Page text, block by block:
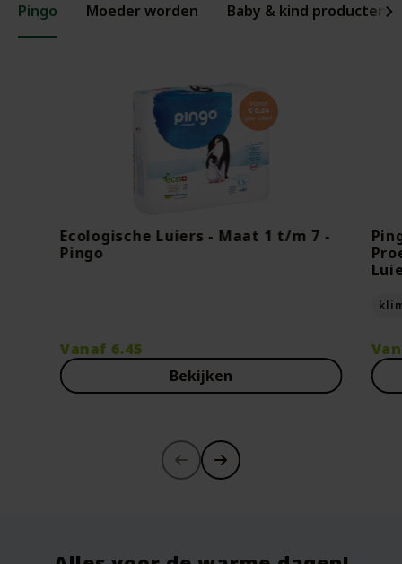
Pingo Moeder worden Baby & kind producten
Ecologische Luiers - Maat 1 t/m 7 -
Pingo
Vanaf 6.45
Bekijken